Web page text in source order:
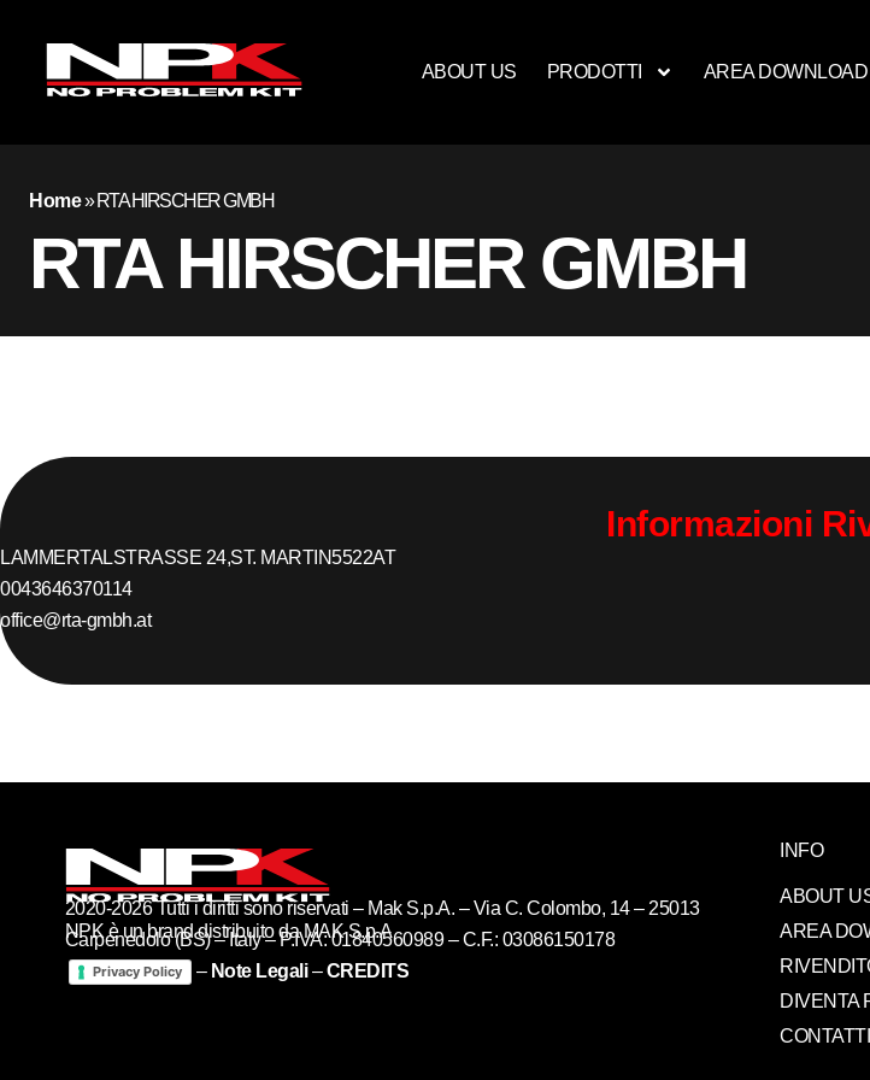
ABOUT US PRODOTTI AREA DOWNLOAD
Home»RTA HIRSCHER GMBH
RTA HIRSCHER GMBH
Informazioni
LAMMERTALSTRASSE 24,ST. MARTIN5522AT
0043646370114
office@rta-gmbh.at
NPK è un brand distribuito da MAK S.p.A
2020-2026 Tutti i diritti sono riservati – Mak S.p.A. – Via C. Colombo, 14 – 25013
Carpenedolo (BS) – Italy – P.IVA: 01840560989 – C.F.: 03086150178
Privacy Policy – Note Legali–CREDITS
INFO
ABOUT
AREA
DIVENTA
CONTATTI